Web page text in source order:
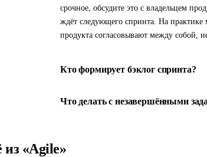
срочное, обсудите это с владельцем
ждёт следующего спринта. На практике
продукта согласовывают между собой,
Кто формирует бэклог спринта?
Что делать с незавершёнными
«Agile»